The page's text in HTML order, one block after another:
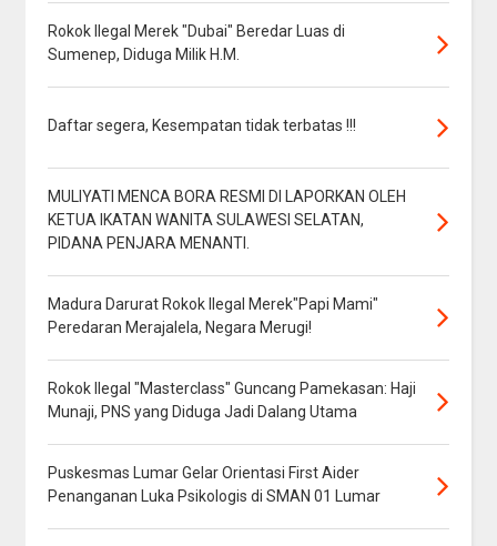
Rokok Ilegal Merek "Dubai" Beredar Luas di
Sumenep, Diduga Milik H.M.
Daftar segera, Kesempatan tidak terbatas !!!
MULIYATI MENCA BORA RESMI DI LAPORKAN OLEH
KETUA IKATAN WANITA SULAWESI SELATAN,
PIDANA PENJARA MENANTI.
Madura Darurat Rokok Ilegal Merek"Papi Mami"
Peredaran Merajalela, Negara Merugi!
Rokok Ilegal "Masterclass" Guncang Pamekasan: Haji
Munaji, PNS yang Diduga Jadi Dalang Utama
Puskesmas Lumar Gelar Orientasi First Aider
Penanganan Luka Psikologis di SMAN 01 Lumar